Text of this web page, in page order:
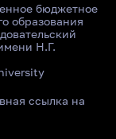
бюджетное
образования
Н.Г.
ссылка на